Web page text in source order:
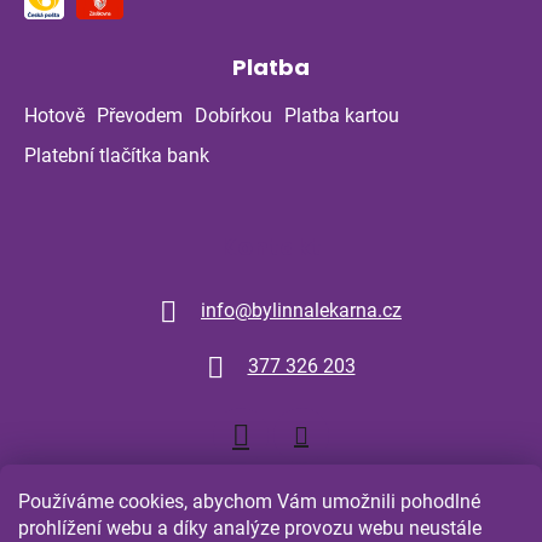
Používáme cookies, abychom Vám umožnili pohodlné
prohlížení webu a díky analýze provozu webu neustále
Platba
Hotově Převodem Dobírkou
Platba kartou
Platební tlačítka bank
info@bylinnalekarna.cz
377 326 203